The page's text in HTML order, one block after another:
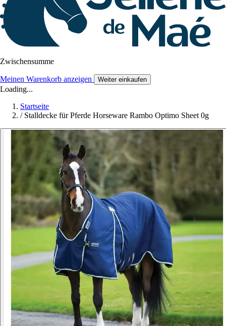
Zwischensumme
Meinen Warenkorb anzeigen Weiter einkaufen
Loading...
Startseite
/ Stalldecke für Pferde Horseware Rambo Optimo Sheet 0g